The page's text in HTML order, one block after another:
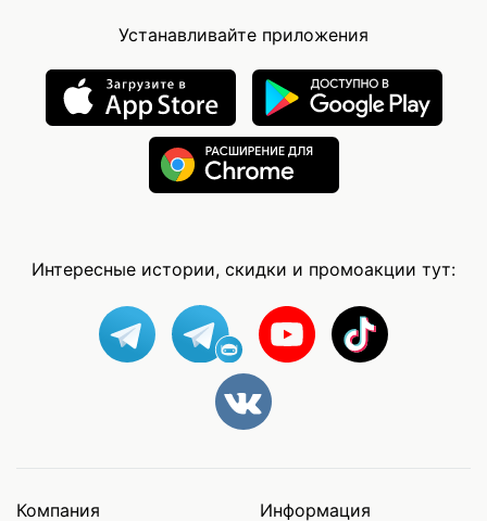
Устанавливайте приложения
Интересные истории, скидки и промоакции тут:
Компания Информация